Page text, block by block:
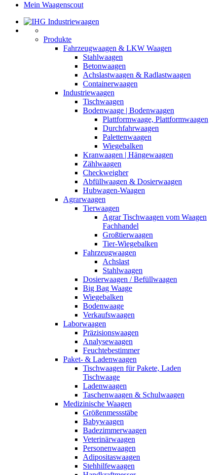
Mein Waagenscout
Produkte
Fahrzeugwaagen & LKW Waagen
Stahlwaagen
Betonwaagen
Achslastwaagen & Radlastwaagen
Containerwaagen
Industriewaagen
Tischwaagen
Bodenwaage | Bodenwaagen
Plattformwaage, Plattformwaagen
Durchfahrwaagen
Palettenwaagen
Wiegebalken
Kranwaagen | Hängewaagen
Zählwaagen
Checkweigher
Abfüllwaagen & Dosierwaagen
Hubwagen-Waagen
Agrarwaagen
Tierwaagen
Agrar Tischwaagen vom Waagen
Fachhandel
Großtierwaagen
Tier-Wiegebalken
Fahrzeugwaagen
Achslast
Stahlwaagen
Dosierwaagen / Befüllwaagen
Big Bag Waage
Wiegebalken
Bodenwaage
Verkaufswaagen
Laborwaagen
Präzisionswaagen
Analysewaagen
Feuchtebestimmer
Paket- & Ladenwaagen
Tischwaagen für Pakete, Laden
Tischwaage
Ladenwaagen
Taschenwaagen & Schulwaagen
Medizinische Waagen
Größenmessstäbe
Babywaagen
Badezimmerwaagen
Veterinärwaagen
Personenwaagen
Adipositaswaagen
Stehhilfewaagen